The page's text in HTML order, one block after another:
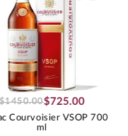
$725.00
1450.00
Courvoisier VSOP 700
ml